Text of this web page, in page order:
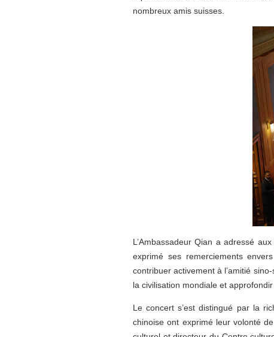
nombreux amis suisses.
L’Ambassadeur Qian a adressé
exprimé ses remerciements
contribuer activement à l’amitié
la civilisation mondiale et
Le concert s’est distingué par la
chinoise ont exprimé leur volonté